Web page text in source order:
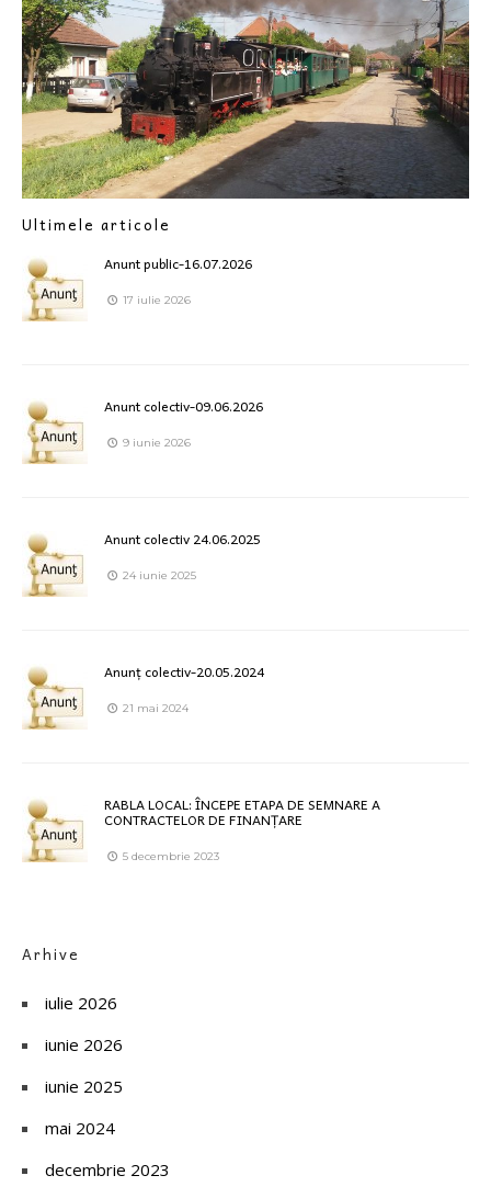
Ultimele articole
Anunt public-16.07.2026
17 iulie 2026
Anunt colectiv-09.06.2026
9 iunie 2026
Anunt colectiv 24.06.2025
24 iunie 2025
Anunț colectiv-20.05.2024
21 mai 2024
RABLA LOCAL: ÎNCEPE ETAPA DE SEMNARE A
CONTRACTELOR DE FINANȚARE
5 decembrie 2023
Arhive
iulie 2026
iunie 2026
iunie 2025
mai 2024
decembrie 2023